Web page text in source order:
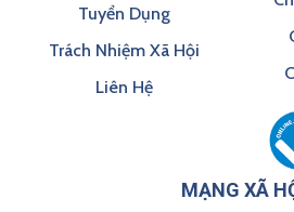
Tuyển Dụng
Trách Nhiệm Xã Hội
Liên Hệ
MẠNG XÃ